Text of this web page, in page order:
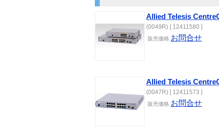
Allied Telesis
(0049R) [ 12411580 ]
販売価格 お問合せ
Allied Telesis
(0047R) [ 12411573 ]
販売価格 お問合せ